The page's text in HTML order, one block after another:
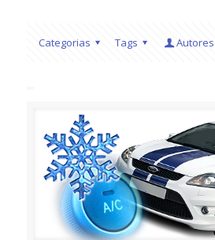
Categorias Tags Autores